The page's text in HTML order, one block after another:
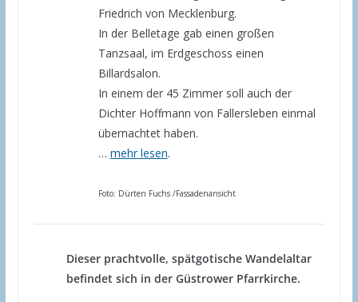
Friedrich von Mecklenburg.
In der Belletage gab einen großen
Tanzsaal, im Erdgeschoss einen
Billardsalon.
In einem der 45 Zimmer soll auch der
Dichter Hoffmann von Fallersleben einmal
übernachtet haben.
… mehr lesen.
Foto: Dürten Fuchs /Fassadenansicht
Dieser prachtvolle, spätgotische Wandelaltar
befindet sich in der Güstrower Pfarrkirche.